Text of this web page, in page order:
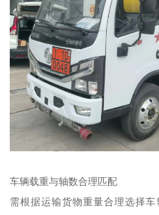
车辆载重与轴数合理匹配​
需根据运输货物重量合理选择